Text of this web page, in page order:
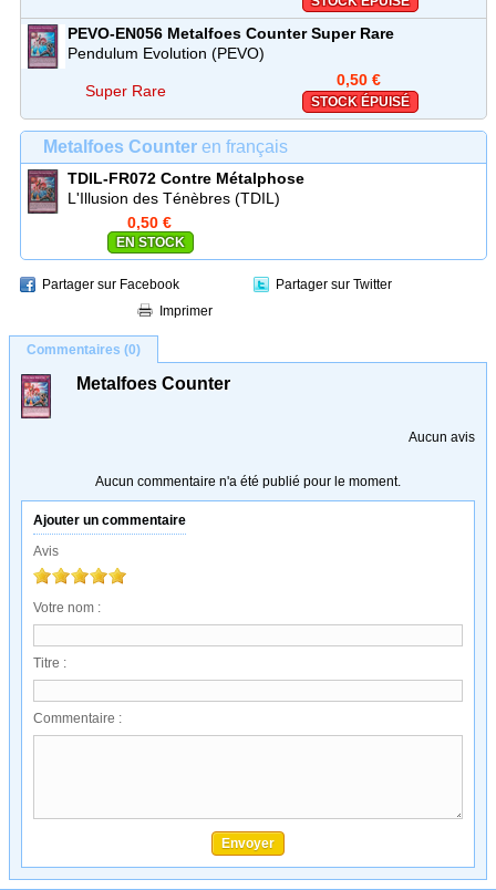
PEVO-EN056 Metalfoes Counter Super Rare
Pendulum Evolution (PEVO)
Super Rare
0,50 €
STOCK ÉPUISÉ
Metalfoes Counter en français
TDIL-FR072 Contre Métalphose
L'Illusion des Ténèbres (TDIL)
0,50 €
EN STOCK
Partager sur Facebook
Partager sur Twitter
Imprimer
Commentaires (0)
Metalfoes Counter
Aucun avis
Aucun commentaire n'a été publié pour le moment.
Ajouter un commentaire
Avis
Votre nom :
Titre :
Commentaire :